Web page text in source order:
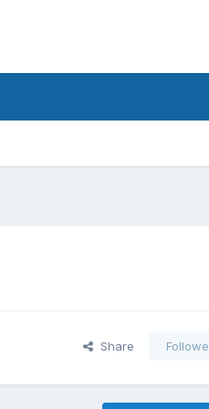
Share